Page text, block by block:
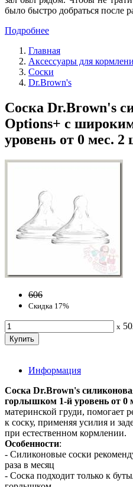
было быстро добраться после
Подробнее
Главная
Аксессуары для
Соски
Dr.Brown's
Соска Dr.Brown's
Options+ с
уровень от 0 мес. 2
606
Скидка 17%
x
Информация
Соска Dr.Brown's
горлышком 1-й уровень от 0
материнской груди, помогает
к соску, применяя усилия и
при естественном кормлении.
Особенности:
- Силиконовые соски
раза в месяц
- Соска подходит только к